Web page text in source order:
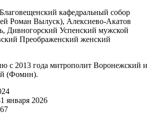
кафедральный собор
Роман Вылуск), Алексиево-Акатов
Дивногорский Успенский мужской
Преображенский женский
с 2013 года митрополит Воронежский и
(Фомин).
января 2026